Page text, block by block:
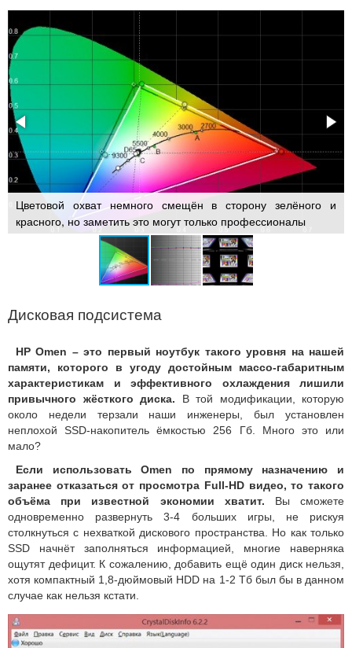
Цветовой охват немного смещён в сторону зелёного и
красного, но заметить это могут только профессионалы
Дисковая подсистема
HP Omen – это первый ноутбук такого уровня на нашей
памяти, которого в угоду достойным массо-габаритным
характеристикам и эффективного охлаждения лишили
привычного жёсткого диска. В той модификации, которую
около недели терзали наши инженеры, был установлен
неплохой SSD-накопитель ёмкостью 256 Гб. Много это или
мало?
Если использовать Omen по прямому назначению и
заранее отказаться от просмотра Full-HD видео, то такого
объёма при известной экономии хватит. Вы сможете
одновременно развернуть 3-4 больших игры, не рискуя
столкнуться с нехваткой дискового пространства. Но как только
SSD начнёт заполняться информацией, многие наверняка
ощутят дефицит. К сожалению, добавить ещё один диск нельзя,
хотя компактный 1,8-дюймовый HDD на 1-2 Тб был бы в данном
случае как нельзя кстати.